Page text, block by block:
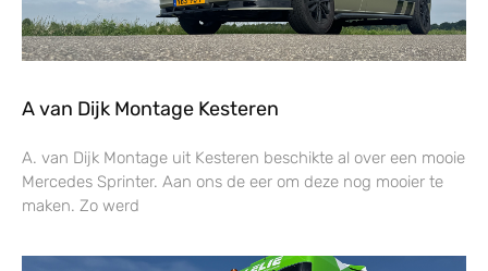
A van Dijk Montage Kesteren
A. van Dijk Montage uit Kesteren beschikte al over een mooie
Mercedes Sprinter. Aan ons de eer om deze nog mooier te
maken. Zo werd